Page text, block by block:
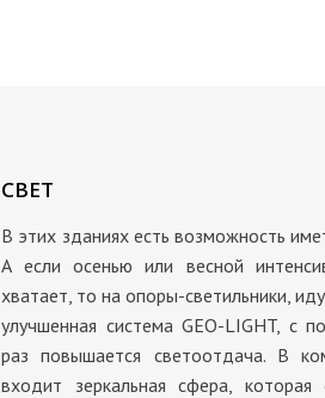
СВЕТ
В этих зданиях есть возможность
А если осенью или весной
хватает, то на опоры-светильники,
улучшенная система GEO-LIGHT, с
раз повышается светоотдача. В
входит зеркальная сфера,